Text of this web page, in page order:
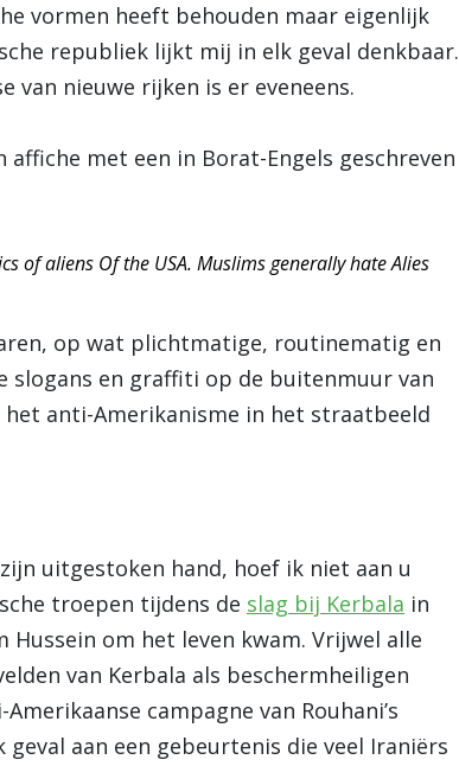
vormen heeft behouden maar eigenlijk
republiek lijkt mij in elk geval denkbaar.
van nieuwe rijken is er eveneens.
met een in Borat-Engels geschreven
of aliens Of the USA. Muslims generally hate Alies
op wat plichtmatige, routinematig en
slogans en graffiti op de buitenmuur van
het anti-Amerikanisme in het straatbeeld
uitgestoken hand, hoef ik niet aan u
troepen tijdens de slag bij Kerbala in
om het leven kwam. Vrijwel alle
van Kerbala als beschermheiligen
Amerikaanse campagne van Rouhani’s
aan een gebeurtenis die veel Iraniërs